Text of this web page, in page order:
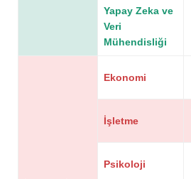
Yapay Zeka ve
Veri
Mühendisliği
Ekonomi
İşletme
Psikoloji